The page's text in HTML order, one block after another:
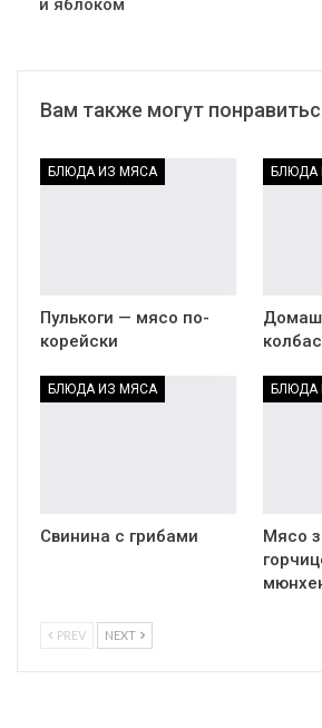
и яблоком
Вам также могут
БЛЮДА ИЗ МЯСА
Пулькоги — мясо по-
корейски
БЛЮДА
БЛЮДА ИЗ МЯСА
Свинина с грибами
БЛЮДА
Мясо
PREV NEXT